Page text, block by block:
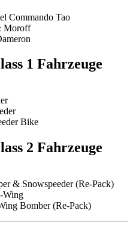
Commando Tao
Moroff
1 Fahrzeuge
Bike
2 Fahrzeuge
& Snowspeeder (Re-Pack)
Wing
Bomber (Re-Pack)